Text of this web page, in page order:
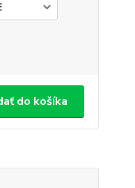
do košíka